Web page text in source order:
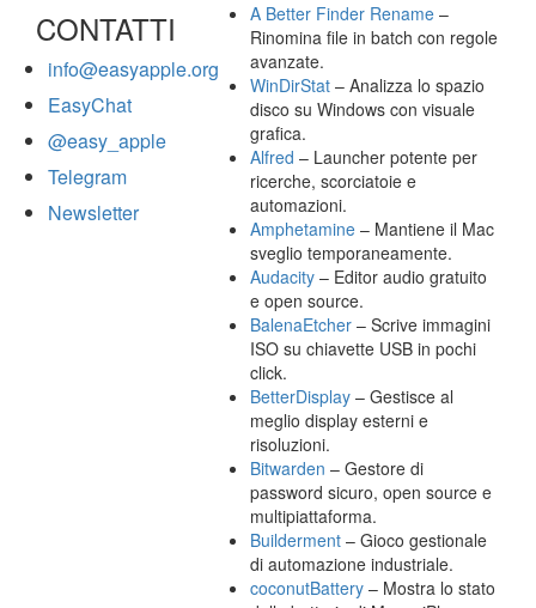
CONTATTI
info@easyapple.org
EasyChat
@easy_apple
Telegram
Newsletter
A Better Finder Rename –
Rinomina file in batch con regole
avanzate.
WinDirStat – Analizza lo spazio
disco su Windows con visuale
grafica.
Alfred – Launcher potente per
ricerche, scorciatoie e
automazioni.
Amphetamine – Mantiene il Mac
sveglio temporaneamente.
Audacity – Editor audio gratuito
e open source.
BalenaEtcher – Scrive immagini
ISO su chiavette USB in pochi
click.
BetterDisplay – Gestisce al
meglio display esterni e
risoluzioni.
Bitwarden – Gestore di
password sicuro, open source e
multipiattaforma.
Builderment – Gioco gestionale
di automazione industriale.
coconutBattery – Mostra lo stato